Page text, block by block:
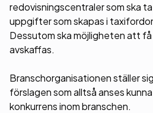
redovisningscentraler som ska
uppgifter som skapas i
Dessutom ska möjligheten att
avskaffas.
Branschorganisationen ställer
förslagen som alltså anses
konkurrens inom branschen.